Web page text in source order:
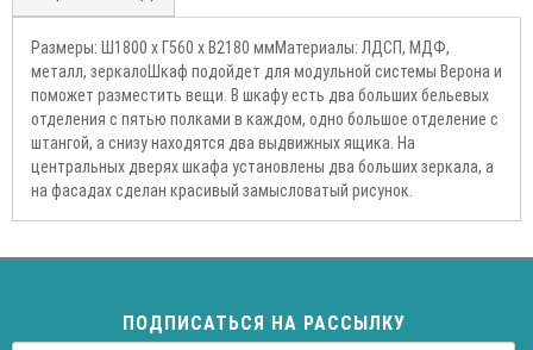
Размеры: Ш1800 х Г560 х В2180 ммМатериалы: ЛДСП, МДФ,
металл, зеркалоШкаф подойдет для модульной системы Верона и
поможет разместить вещи. В шкафу есть два больших бельевых
отделения с пятью полками в каждом, одно большое отделение с
штангой, а снизу находятся два выдвижных ящика. На
центральных дверях шкафа установлены два больших зеркала, а
на фасадах сделан красивый замысловатый рисунок.
ПОДПИСАТЬСЯ НА РАССЫЛКУ